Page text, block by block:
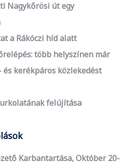
Nagykőrösi út egy
a Rákóczi híd alatt
több helyszínen már
kerékpáros közlekedést
felújítása
Karbantartása, Október 20-